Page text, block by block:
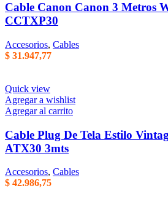
Cable Canon Canon 3 Metros
CCTXP30
Accesorios, Cables
$ 31.947,77
Quick view
Agregar a wishlist
Agregar al carrito
Cable Plug De Tela Estilo
ATX30 3mts
Accesorios, Cables
$ 42.986,75